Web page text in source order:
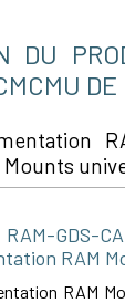
DU
DE
Mounts
GDS-
RAM
RAM